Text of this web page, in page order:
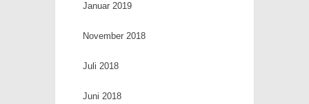
Januar 2019
November 2018
Juli 2018
Juni 2018